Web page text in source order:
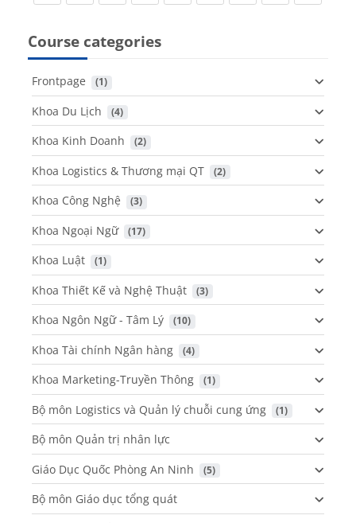
Course categories
Frontpage (1)
Khoa Du Lịch (4)
Khoa Kinh Doanh (2)
Khoa Logistics & Thương mại QT (2)
Khoa Công Nghệ (3)
Khoa Ngoại Ngữ (17)
Khoa Luật (1)
Khoa Thiết Kế và Nghệ Thuật (3)
Khoa Ngôn Ngữ - Tâm Lý (10)
Khoa Tài chính Ngân hàng (4)
Khoa Marketing-Truyền Thông (1)
Bộ môn Logistics và Quản lý chuỗi cung ứng (1)
Bộ môn Quản trị nhân lực
Giáo Dục Quốc Phòng An Ninh
(5)
Bộ môn Giáo dục tổng quát